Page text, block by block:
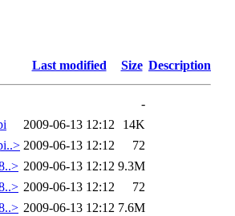
Last modified Size Description
-
2009-06-13 12:12
14K
2009-06-13 12:12
72
2009-06-13 12:12 9.3M
2009-06-13 12:12
72
2009-06-13 12:12 7.6M